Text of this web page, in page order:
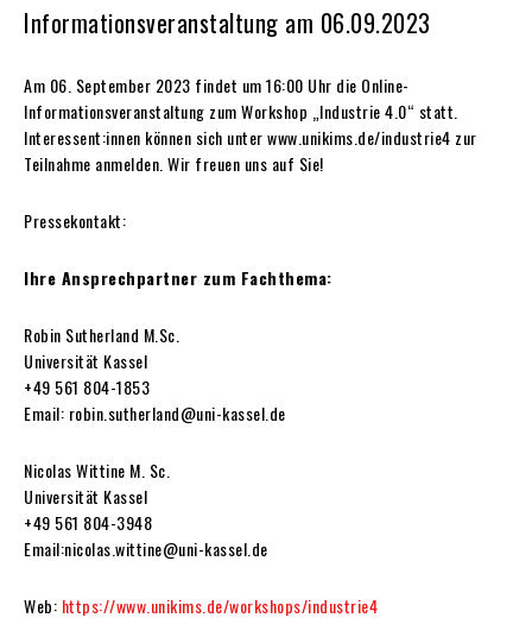
Informationsveranstaltung am 06.09.2023
Am 06. September 2023 findet um 16:00 Uhr die Online-
Informationsveranstaltung zum Workshop „Industrie 4.0“ statt.
Interessent:innen können sich unter www.unikims.de/industrie4 zur
Teilnahme anmelden. Wir freuen uns auf Sie!
Pressekontakt:
Ihre Ansprechpartner zum Fachthema:
Robin Sutherland M.Sc.
Universität Kassel
+49 561 804-1853
Email: robin.sutherland@uni-kassel.de
Nicolas Wittine M. Sc.
Universität Kassel
+49 561 804-3948
Email:nicolas.wittine@uni-kassel.de
Web: https://www.unikims.de/workshops/industrie4